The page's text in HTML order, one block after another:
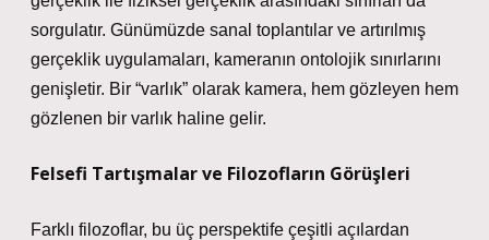
sorgulatır. Günümüzde sanal toplantılar ve artırılmış
gerçeklik uygulamaları, kameranın ontolojik sınırlarını
genişletir. Bir “varlık” olarak kamera, hem gözleyen hem
gözlenen bir varlık haline gelir.
Felsefi Tartışmalar ve Filozofların Görüşleri
Farklı filozoflar, bu üç perspektife çeşitli açılardan